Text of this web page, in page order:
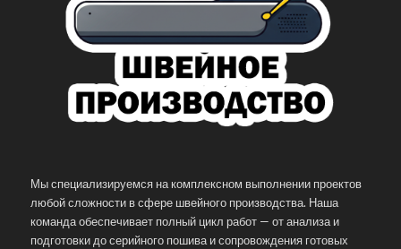
Мы специализируемся на комплексном выполнении проектов
любой сложности в сфере швейного производства. Наша
команда обеспечивает полный цикл работ — от анализа и
подготовки до серийного пошива и сопровождения готовых